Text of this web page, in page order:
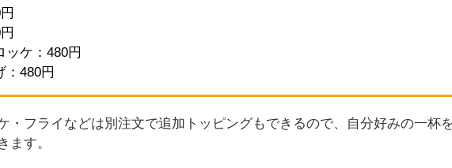
ッケ：480円
：480円
・フライなどは別注文で追加トッピングもできるので、自分好みの一杯
ます。